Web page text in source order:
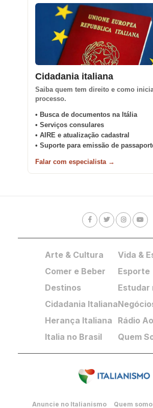
Cidadania italiana
Saiba quem tem direito e como
processo.
• Busca de documentos na Itália
• Serviços consulares
• AIRE e atualização cadastral
• Suporte para emissão de
Falar com especialista →
Arte & Cultura
Comer e Beber
Destinos
Cidadania Italiana
Herança Italiana
Italia no Brasil
Vida &
Esporte
Estudar
Rádio
Quem
Anuncie no Italianismo Quem